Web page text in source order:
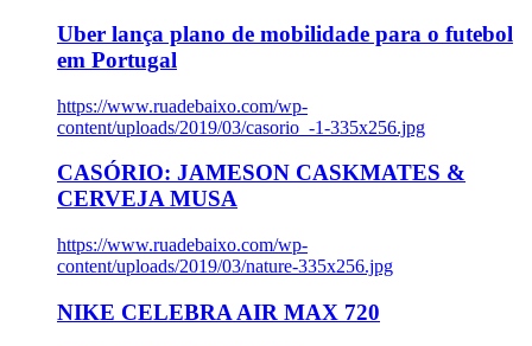
Uber lança plano de mobilidade para o futebol
em Portugal
https://www.ruadebaixo.com/wp-
content/uploads/2019/03/casorio_-1-335x256.jpg
CASÓRIO: JAMESON CASKMATES &
CERVEJA MUSA
https://www.ruadebaixo.com/wp-
content/uploads/2019/03/nature-335x256.jpg
NIKE CELEBRA AIR MAX 720